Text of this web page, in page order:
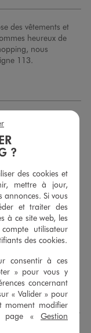
des vêtements et
heureux de
nous
113.
avoir ou un
non retouché,
de faire
Les tarifs
Voir
GÉMO d’un
cartes cadeau
plusieurs fois, pour
cartes cadeau
?
des cookies et
mettre à jour,
annonces. Si vous
et traiter des
à ce site web, les
utilisateur
des cookies.
consentir à ces
» pour vous y
concernant
« Valider » pour
moment modifier
page « Gestion